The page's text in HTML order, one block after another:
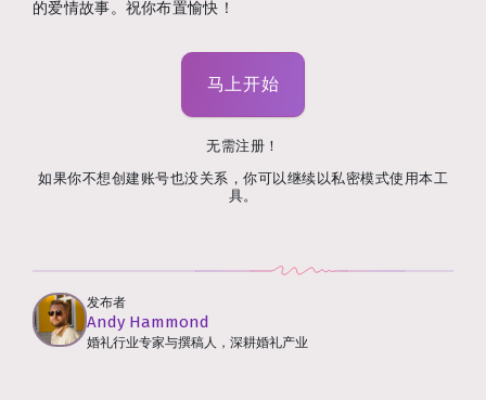
的爱情故事。祝你布置愉快！
马上开始
无需注册！
如果你不想创建账号也没关系，你可以继续以私密模式使用本工
具。
发布者
Andy Hammond
婚礼行业专家与撰稿人，深耕婚礼产业